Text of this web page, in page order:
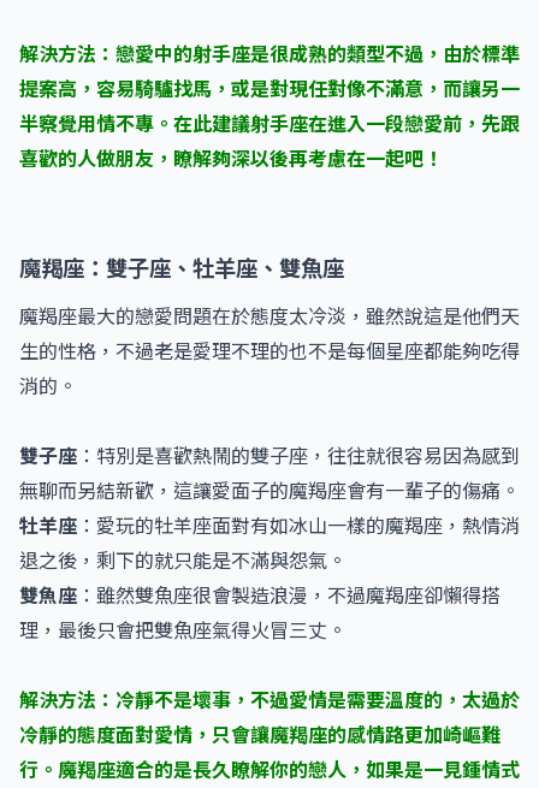
解決方法：戀愛中的射手座是很成熟的類型不過，由於標準
提案高，容易騎驢找馬，或是對現任對像不滿意，而讓另一
半察覺用情不專。在此建議射手座在進入一段戀愛前，先跟
喜歡的人做朋友，瞭解夠深以後再考慮在一起吧！
魔羯座：雙子座、牡羊座、雙魚座
魔羯座最大的戀愛問題在於態度太冷淡，雖然說這是他們天
生的性格，不過老是愛理不理的也不是每個星座都能夠吃得
消的。
雙子座 ：特別是喜歡熱鬧的雙子座，往往就很容易因為感到
無聊而另結新歡，這讓愛面子的魔羯座會有一輩子的傷痛。
牡羊座 ：愛玩的牡羊座面對有如冰山一樣的魔羯座，熱情消
退之後，剩下的就只能是不滿與怨氣。
雙魚座 ：雖然雙魚座很會製造浪漫，不過魔羯座卻懶得搭
理，最後只會把雙魚座氣得火冒三丈。
解決方法：冷靜不是壞事，不過愛情是需要溫度的，太過於
冷靜的態度面對愛情，只會讓魔羯座的感情路更加崎嶇難
行。魔羯座適合的是長久瞭解你的戀人，如果是一見鍾情式